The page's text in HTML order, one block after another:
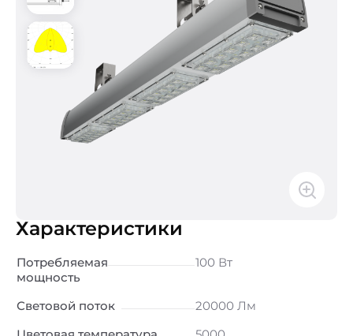
Характеристики
Потребляемая
мощность
100 Вт
Световой поток
20000 Лм